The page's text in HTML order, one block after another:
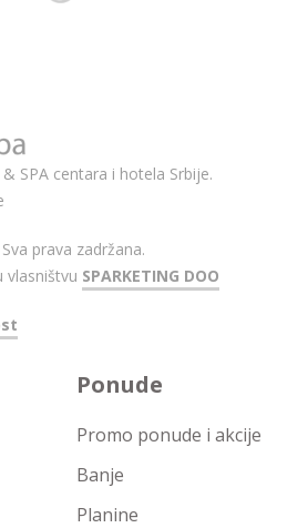
SPA centara i hotela Srbije.
prava zadržana.
vlasništvu SPARKETING DOO
Ponude
Promo ponude i akcije
Banje
Planine